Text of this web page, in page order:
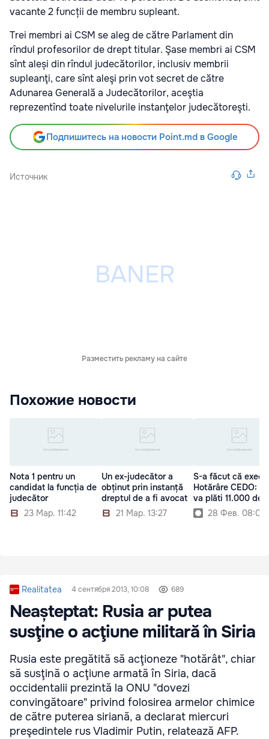
vacante 2 funcții de membru supleant.
Trei membri ai CSM se aleg de către Parlament din
rîndul profesorilor de drept titular. Şase membri ai CSM
sînt aleși din rîndul judecătorilor, inclusiv membrii
supleanţi, care sînt aleşi prin vot secret de către
Adunarea Generală a Judecătorilor, aceştia
reprezentînd toate nivelurile instanţelor judecătoreşti.
Подпишитесь на новости Point.md в Google
Источник
Разместить рекламу на сайте
Похожие новости
Nota 1 pentru un
candidat la funcția de
judecător
23 Мар. 11:42
Un ex-judecător a
obținut prin instanță
dreptul de a fi avocat
21 Мар. 13:27
S-a făcut că
Hotărâre CEDO:
va plăti 11.000 de
28 Фев. 08:00
Realitatea 4 сентября 2013, 10:08 689
Neașteptat: Rusia ar putea
susţine o acţiune militară în Siria
Rusia este pregătită să acţioneze "hotărât", chiar
să susţină o acţiune armată în Siria, dacă
occidentalii prezintă la ONU "dovezi
convingătoare" privind folosirea armelor chimice
de către puterea siriană, a declarat miercuri
preşedintele rus Vladimir Putin, relatează AFP.